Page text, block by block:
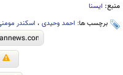
منبع: ایسنا
برچسب ها: احمد وحیدی ، اسکندر